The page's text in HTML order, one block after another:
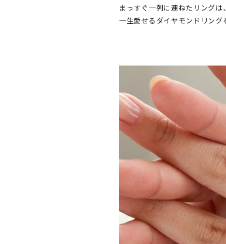
まっすぐ一列に連ねたリングは
一生愛せるダイヤモンドリング